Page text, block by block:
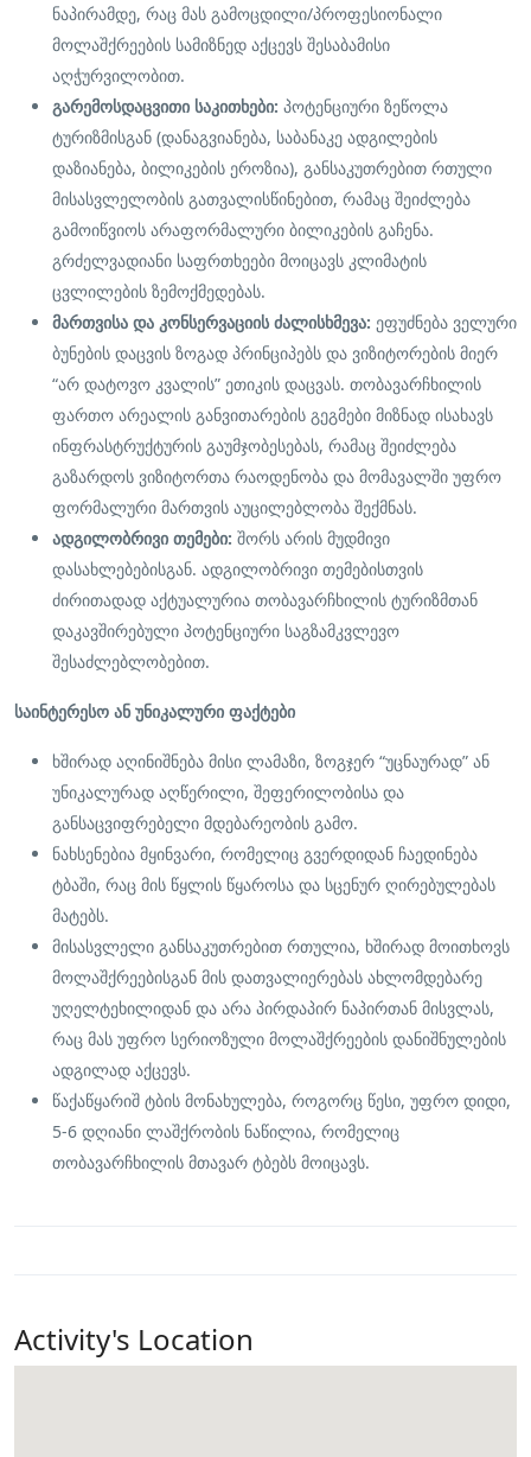
ნაპირამდე, რაც მას გამოცდილი/პროფესიონალი
მოლაშქრეების სამიზნედ აქცევს შესაბამისი
აღჭურვილობით.
გარემოსდაცვითი საკითხები: პოტენციური ზეწოლა
ტურიზმისგან (დანაგვიანება, საბანაკე ადგილების
დაზიანება, ბილიკების ეროზია), განსაკუთრებით რთული
მისასვლელობის გათვალისწინებით, რამაც შეიძლება
გამოიწვიოს არაფორმალური ბილიკების გაჩენა.
გრძელვადიანი საფრთხეები მოიცავს კლიმატის
ცვლილების ზემოქმედებას.
მართვისა და კონსერვაციის ძალისხმევა: ეფუძნება ველური
ბუნების დაცვის ზოგად პრინციპებს და ვიზიტორების მიერ
“არ დატოვო კვალის” ეთიკის დაცვას. თობავარჩხილის
ფართო არეალის განვითარების გეგმები მიზნად ისახავს
ინფრასტრუქტურის გაუმჯობესებას, რამაც შეიძლება
გაზარდოს ვიზიტორთა რაოდენობა და მომავალში უფრო
ფორმალური მართვის აუცილებლობა შექმნას.
ადგილობრივი თემები: შორს არის მუდმივი
დასახლებებისგან. ადგილობრივი თემებისთვის
ძირითადად აქტუალურია თობავარჩხილის ტურიზმთან
დაკავშირებული პოტენციური საგზამკვლევო
შესაძლებლობებით.
საინტერესო ან უნიკალური ფაქტები
ხშირად აღინიშნება მისი ლამაზი, ზოგჯერ “უცნაურად” ან
უნიკალურად აღწერილი, შეფერილობისა და
განსაცვიფრებელი მდებარეობის გამო.
ნახსენებია მყინვარი, რომელიც გვერდიდან ჩაედინება
ტბაში, რაც მის წყლის წყაროსა და სცენურ ღირებულებას
მატებს.
მისასვლელი განსაკუთრებით რთულია, ხშირად მოითხოვს
მოლაშქრეებისგან მის დათვალიერებას ახლომდებარე
უღელტეხილიდან და არა პირდაპირ ნაპირთან მისვლას,
რაც მას უფრო სერიოზული მოლაშქრეების დანიშნულების
ადგილად აქცევს.
წაქაწყარიშ ტბის მონახულება, როგორც წესი, უფრო დიდი,
5-6 დღიანი ლაშქრობის ნაწილია, რომელიც
თობავარჩხილის მთავარ ტბებს მოიცავს.
Activity's Location